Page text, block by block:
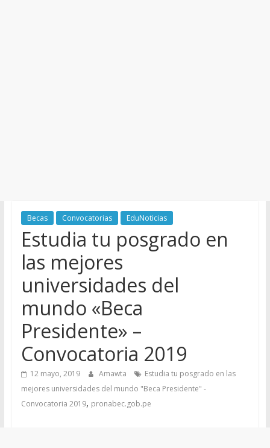
Becas Convocatorias EduNoticias
Estudia tu posgrado en
las mejores
universidades del
mundo «Beca
Presidente» –
Convocatoria 2019
12 mayo, 2019 Amawta
Estudia tu posgrado en las
mejores universidades del mundo "Beca Presidente" -
Convocatoria 2019, pronabec.gob.pe